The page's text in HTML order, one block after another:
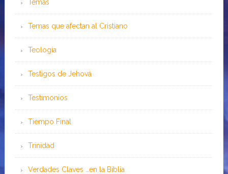
Temas
Temas que afectan al Cristiano
Teología
Testigos de Jehová
Testimonios
Tiempo Final
Trinidad
Verdades Claves …en la Biblia